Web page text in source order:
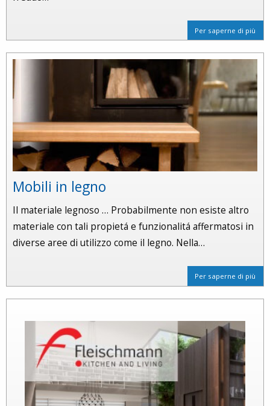
Per saperne di più
Mobili in legno
Il materiale legnoso … Probabilmente non esiste altro
materiale con tali propietá e funzionalitá affermatosi in
diverse aree di utilizzo come il legno. Nella…
Per saperne di più